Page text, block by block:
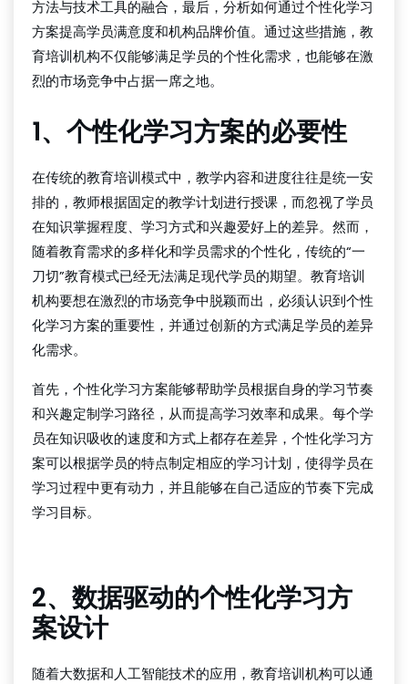
方法与技术工具的融合，最后，分析如何通过个性化学习
方案提高学员满意度和机构品牌价值。通过这些措施，教
育培训机构不仅能够满足学员的个性化需求，也能够在激
烈的市场竞争中占据一席之地。
1、个性化学习方案的必要性
在传统的教育培训模式中，教学内容和进度往往是统一安
排的，教师根据固定的教学计划进行授课，而忽视了学员
在知识掌握程度、学习方式和兴趣爱好上的差异。然而，
随着教育需求的多样化和学员需求的个性化，传统的“一
刀切”教育模式已经无法满足现代学员的期望。教育培训
机构要想在激烈的市场竞争中脱颖而出，必须认识到个性
化学习方案的重要性，并通过创新的方式满足学员的差异
化需求。
首先，个性化学习方案能够帮助学员根据自身的学习节奏
和兴趣定制学习路径，从而提高学习效率和成果。每个学
员在知识吸收的速度和方式上都存在差异，个性化学习方
案可以根据学员的特点制定相应的学习计划，使得学员在
学习过程中更有动力，并且能够在自己适应的节奏下完成
学习目标。
2、数据驱动的个性化学习方
案设计
随着大数据和人工智能技术的应用，教育培训机构可以通